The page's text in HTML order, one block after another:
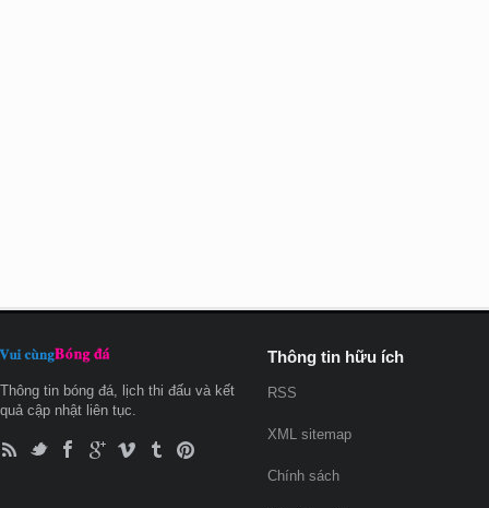
Thông tin bóng đá, lịch thi đấu và kết
quả cập nhật liên tục.
Thông tin hữu ích
RSS
XML sitemap
Chính sách